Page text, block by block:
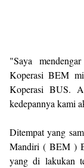
"Saya
Koperasi BEM
Koperasi BUS.
kedepannya kami
Ditempat yang
Mandiri ( BEM )
yang di lakukan